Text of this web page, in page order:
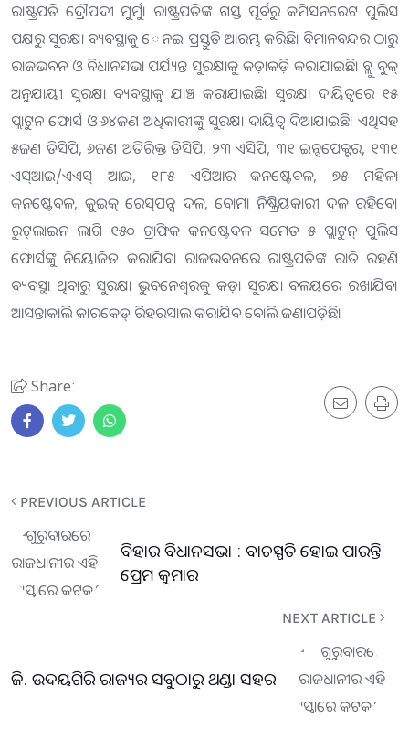
ରାଷ୍ଟ୍ରପତି ଦ୍ରୌପଦୀ ମୁର୍ମୁ। ରାଷ୍ଟ୍ରପତିଙ୍କ ଗସ୍ତ ପୂର୍ବରୁ କମିସନରେଟ ପୁଲିସ
ପକ୍ଷରୁ ସୁରକ୍ଷା ବ୍ୟବସ୍ଥାକୁ ​‌େ​‌ନଇ ପ୍ରସ୍ତୁତି ଆରମ୍ଭ କରିଛି। ବିମାନବନ୍ଦର ଠାରୁ
ରାଜଭବନ ଓ ବିଧାନସଭା ପର୍ଯ୍ୟନ୍ତ ସୁରକ୍ଷାକୁ କଡ଼ାକଡ଼ି କରାଯାଇଛି। ବ୍ଲୁ ବୁକ୍‌
ଅନୁଯାୟୀ ସୁରକ୍ଷା ବ୍ୟବସ୍ଥାକୁ ଯାଞ୍ଚ କରାଯାଇଛି। ସୁରକ୍ଷା ଦାୟିତ୍ବରେ ୧୫
ପ୍ଲାଟୁନ ଫୋର୍ସ ଓ ୬୪ଜଣ ଅଧିକାରୀଙ୍କୁ ସୁରକ୍ଷା ଦାୟିତ୍ବ ଦିଆଯାଇଛି। ଏଥିସହ
୫ଜଣ ଡିସିପି, ୬ଜଣ ଅତିରିକ୍ତ ଡିସିପି, ୨୩ ଏସିପି, ୩୧ ଇନ୍ସପେକ୍ଟର, ୧୩୧
ଏସ୍‌ଆଇ/ଏଏସ୍‌ ଆଇ, ୧୮୫ ଏପିଆର କନଷ୍ଟେବଳ, ୭୫ ମହିଳା
କନଷ୍ଟେବଳ, କୁଇକ୍‌ ରେସ୍‌ପନ୍ସ ଦଳ, ବୋମା ନିଷ୍କ୍ରିୟକାରୀ ଦଳ ରହିବେ।
ରୁଟ୍‌ଲାଇନ ଲାଗି ୧୫୦ ଟ୍ରାଫିକ କନଷ୍ଟେବଳ ସମେତ ୫ ପ୍ଲାଟୁନ୍‌ ପୁଲିସ
ଫୋର୍ସଙ୍କୁ ନିୟୋଜିତ କରାଯିବ। ରାଜଭବନରେ ରାଷ୍ଟ୍ରପତିଙ୍କ ରାତି ରହଣି
ବ୍ୟବସ୍ଥା ଥିବାରୁ ସୁରକ୍ଷା ଭୁବନେଶ୍ବରକୁ କଡ଼ା ସୁରକ୍ଷା ବଳୟରେ ରଖାଯିବ।
ଆସନ୍ତାକାଲି କାରକେଡ୍‌ ରିହରସାଲ କରାଯିବ ବୋଲି ଜଣାପଡ଼ିଛି।
Share:
PREVIOUS ARTICLE
ବିହାର ବିଧାନସଭା : ବାଚସ୍ପତି ହୋଇ ପାରନ୍ତି
ପ୍ରେମ କୁମାର
NEXT ARTICLE
ଜି. ଉଦୟଗିରି ରାଜ୍ୟର ସବୁଠାରୁ ଥଣ୍ଡା ସହର